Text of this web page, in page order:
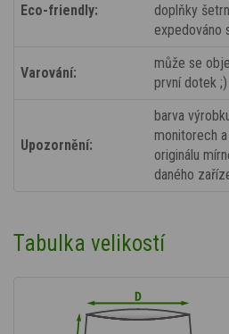
Eco-friendly:
doplňky
expedováno
Varování:
může se
první dotek ;)
Upozornění:
barva
monitorech
originálu
daného
Tabulka velikostí